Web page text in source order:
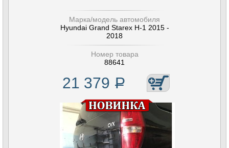
Марка/модель автомобиля
Hyundai Grand Starex H-1 2015 -
2018
Номер товара
88641
21 379 Р